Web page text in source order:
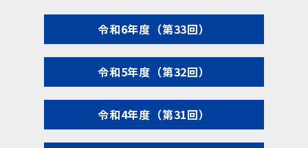
令和6年度（第33回）
令和5年度（第32回）
令和4年度（第31回）